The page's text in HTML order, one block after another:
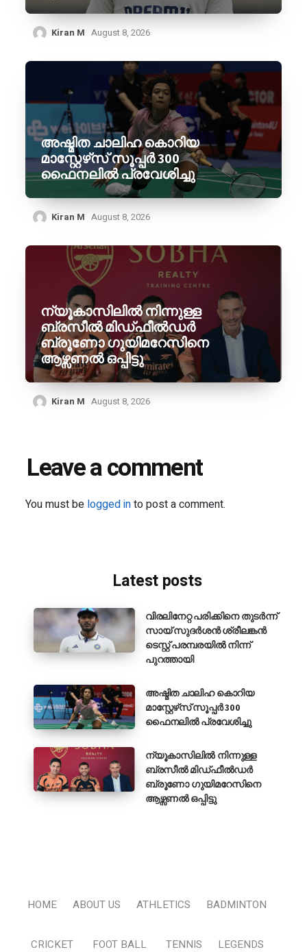
Kiran M August 8, 2026
അഷ്മിത ചാലിഹ കൊറിയ
മാസ്റ്റേഴ്‌സ് സൂപ്പർ 300
ഫൈനലിൽ പ്രവേശിച്ചു
Kiran M August 8, 2026
ന്യൂകാസിലിൽ നിന്നുള്ള
ബ്രസീൽ മിഡ്ഫീൽഡർ
ബ്രൂണോ ഗുയിമറേസിനെ
ആഴ്സണൽ ഒപ്പിട്ടു
Kiran M August 8, 2026
Leave a comment
You must be logged into post a comment.
Latest posts
വിരലിനേറ്റ പരിക്കിനെ തുടർന്ന്
സായ് സുദർശൻ ശ്രീലങ്കൻ
ടെസ്റ്റ് പരമ്പരയിൽ നിന്ന്
പുറത്തായി
അഷ്മിത ചാലിഹ കൊറിയ
മാസ്റ്റേഴ്‌സ് സൂപ്പർ 300
ഫൈനലിൽ പ്രവേശിച്ചു
ന്യൂകാസിലിൽ നിന്നുള്ള
ബ്രസീൽ മിഡ്ഫീൽഡർ
ബ്രൂണോ ഗുയിമറേസിനെ
ആഴ്സണൽ ഒപ്പിട്ടു
HOME ABOUT US ATHLETICS BADMINTON
CRICKET FOOT BALL TENNIS LEGENDS